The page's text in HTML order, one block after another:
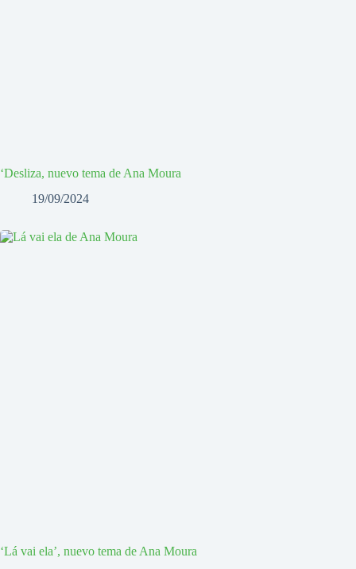
‘Desliza, nuevo tema de Ana Moura
19/09/2024
‘Lá vai ela’, nuevo tema de Ana Moura